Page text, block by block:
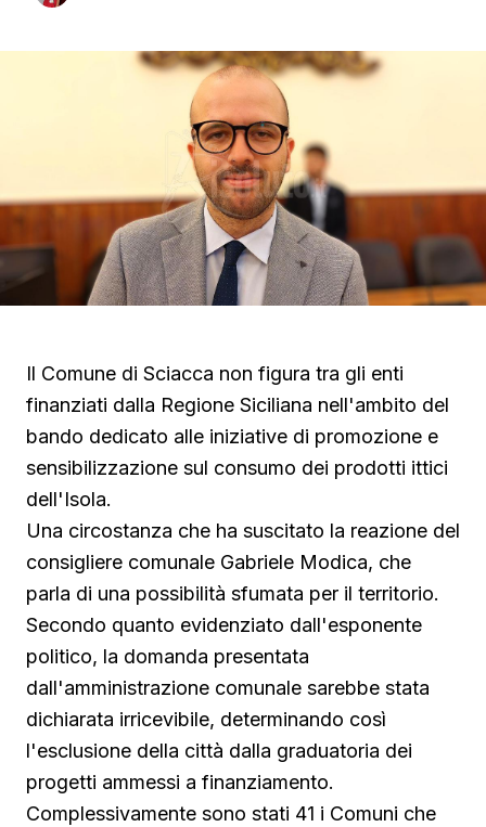
Il Comune di Sciacca non figura tra gli enti
finanziati dalla Regione Siciliana nell'ambito del
bando dedicato alle iniziative di promozione e
sensibilizzazione sul consumo dei prodotti ittici
dell'Isola.
Una circostanza che ha suscitato la reazione del
consigliere comunale Gabriele Modica, che
parla di una possibilità sfumata per il territorio.
Secondo quanto evidenziato dall'esponente
politico, la domanda presentata
dall'amministrazione comunale sarebbe stata
dichiarata irricevibile, determinando così
l'esclusione della città dalla graduatoria dei
progetti ammessi a finanziamento.
Complessivamente sono stati 41 i Comuni che